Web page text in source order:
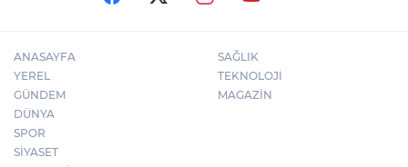
ANASAYFA
YEREL
GÜNDEM
DÜNYA
SPOR
SİYASET
SAĞLIK
TEKNOLOJİ
MAGAZİN